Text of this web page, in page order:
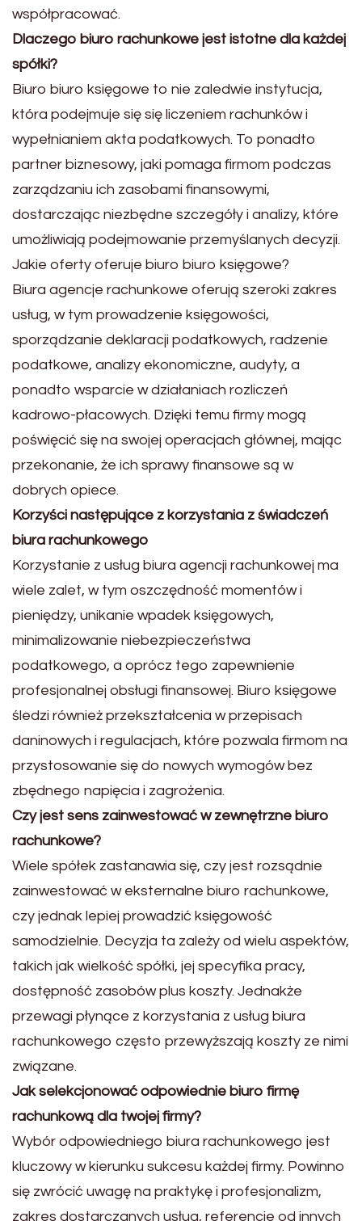
współpracować.
Dlaczego biuro rachunkowe jest istotne dla każdej
spółki?
Biuro biuro księgowe to nie zaledwie instytucja,
która podejmuje się się liczeniem rachunków i
wypełnianiem akta podatkowych. To ponadto
partner biznesowy, jaki pomaga firmom podczas
zarządzaniu ich zasobami finansowymi,
dostarczając niezbędne szczegóły i analizy, które
umożliwiają podejmowanie przemyślanych decyzji.
Jakie oferty oferuje biuro biuro księgowe?
Biura agencje rachunkowe oferują szeroki zakres
usług, w tym prowadzenie księgowości,
sporządzanie deklaracji podatkowych, radzenie
podatkowe, analizy ekonomiczne, audyty, a
ponadto wsparcie w działaniach rozliczeń
kadrowo-płacowych. Dzięki temu firmy mogą
poświęcić się na swojej operacjach głównej, mając
przekonanie, że ich sprawy finansowe są w
dobrych opiece.
Korzyści następujące z korzystania z świadczeń
biura rachunkowego
Korzystanie z usług biura agencji rachunkowej ma
wiele zalet, w tym oszczędność momentów i
pieniędzy, unikanie wpadek księgowych,
minimalizowanie niebezpieczeństwa
podatkowego, a oprócz tego zapewnienie
profesjonalnej obsługi finansowej. Biuro księgowe
śledzi również przekształcenia w przepisach
daninowych i regulacjach, które pozwala firmom na
przystosowanie się do nowych wymogów bez
zbędnego napięcia i zagrożenia.
Czy jest sens zainwestować w zewnętrzne biuro
rachunkowe?
Wiele spółek zastanawia się, czy jest rozsądnie
zainwestować w eksternalne biuro rachunkowe,
czy jednak lepiej prowadzić księgowość
samodzielnie. Decyzja ta zależy od wielu aspektów,
takich jak wielkość spółki, jej specyfika pracy,
dostępność zasobów plus koszty. Jednakże
przewagi płynące z korzystania z usług biura
rachunkowego często przewyższają koszty ze nimi
związane.
Jak selekcjonować odpowiednie biuro firmę
rachunkową dla twojej firmy?
Wybór odpowiedniego biura rachunkowego jest
kluczowy w kierunku sukcesu każdej firmy. Powinno
się zwrócić uwagę na praktykę i profesjonalizm,
zakres dostarczanych usług, referencje od innych